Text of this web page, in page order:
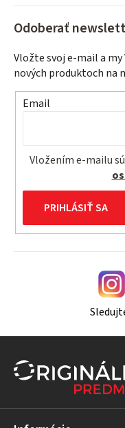
Odoberať
Vložte svoj e-mail a
nových produktoch na
Email
Vložením e-mailu
PRIHLÁSIŤ SA
ä